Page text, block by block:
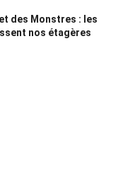
des Monstres : les
nos étagères